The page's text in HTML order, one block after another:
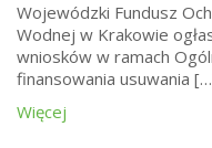
Wojewódzki Fundusz
Wodnej w Krakowie
wniosków w ramach
finansowania usuwania
Więcej